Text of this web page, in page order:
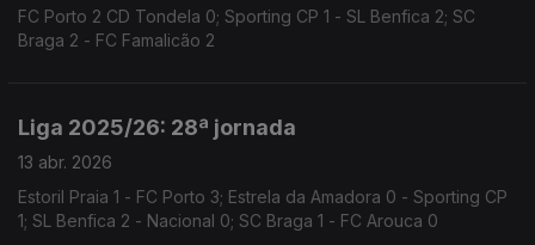
FC Porto 2 CD Tondela 0; Sporting CP 1 - SL Benfica 2; SC
Braga 2 - FC Famalicão 2
Liga 2025/26: 28ª jornada
13 abr. 2026
Estoril Praia 1 - FC Porto 3; Estrela da Amadora 0 - Sporting CP
1; SL Benfica 2 - Nacional 0; SC Braga 1 - FC Arouca 0